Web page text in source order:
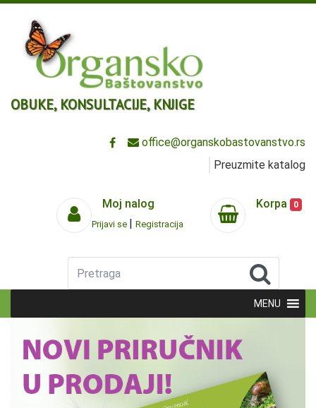
OBUKE, KONSULTACIJE, KNJIGE
office@organskobastovanstvo.rs
Preuzmite katalog
Moj nalog
Prijavi se | Registracija
Korpa 0
Pretraga
MENU